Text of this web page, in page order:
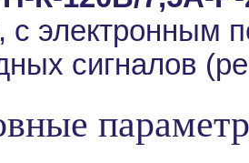
с электронным
сигналов